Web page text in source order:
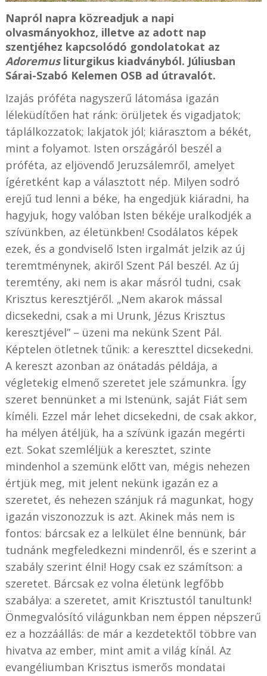
Napról napra közreadjuk a napi
olvasmányokhoz, illetve az adott nap
szentjéhez kapcsolódó gondolatokat az
Adoremusliturgikus kiadványból. Júliusban
Sárai-Szabó Kelemen OSB ad útravalót.
Izajás próféta nagyszerű látomása igazán
léleküdítően hat ránk: örüljetek és vigadjatok;
táplálkozzatok; lakjatok jól; kiárasztom a békét,
mint a folyamot. Isten országáról beszél a
próféta, az eljövendő Jeruzsálemről, amelyet
ígéretként kap a választott nép. Milyen sodró
erejű tud lenni a béke, ha engedjük kiáradni, ha
hagyjuk, hogy valóban Isten békéje uralkodjék a
szívünkben, az életünkben! Csodálatos képek
ezek, és a gondviselő Isten irgalmát jelzik az új
teremtménynek, akiről Szent Pál beszél. Az új
teremtény, aki nem is akar másról tudni, csak
Krisztus keresztjéről. „Nem akarok mással
dicsekedni, csak a mi Urunk, Jézus Krisztus
keresztjével” – üzeni ma nekünk Szent Pál.
Képtelen ötletnek tűnik: a kereszttel dicsekedni.
A kereszt azonban az önátadás példája, a
végletekig elmenő szeretet jele számunkra. Így
szeret bennünket a mi Istenünk, saját Fiát sem
kíméli. Ezzel már lehet dicsekedni, de csak akkor,
ha mélyen átéljük, ha a szívünk igazán megérti
ezt. Sokat szemléljük a keresztet, szinte
mindenhol a szemünk előtt van, mégis nehezen
értjük meg, mit jelent nekünk igazán ez a
szeretet, és nehezen szánjuk rá magunkat, hogy
igazán viszonozzuk is azt. Akinek más nem is
fontos: bárcsak ez a lelkület élne bennünk, bár
tudnánk megfeledkezni mindenről, és e szerint a
szabály szerint élni! Hogy csak ez számítson: a
szeretet. Bárcsak ez volna életünk legfőbb
szabálya: a szeretet, amit Krisztustól tanultunk!
Önmegvalósító világunkban nem éppen népszerű
ez a hozzáállás: de már a kezdetektől többre van
hivatva az ember, mint amit a világ kínál. Az
evangéliumban Krisztus ismerős mondatai